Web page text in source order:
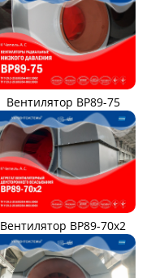
Вентилятор ВР89-75
Вентилятор ВР89-70x2